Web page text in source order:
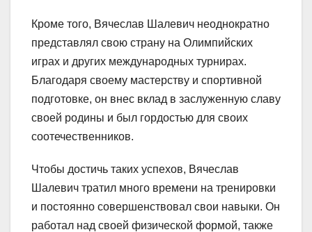
Кроме того, Вячеслав Шалевич неоднократно
представлял свою страну на Олимпийских
играх и других международных турнирах.
Благодаря своему мастерству и спортивной
подготовке, он внес вклад в заслуженную славу
своей родины и был гордостью для своих
соотечественников.
Чтобы достичь таких успехов, Вячеслав
Шалевич тратил много времени на тренировки
и постоянно совершенствовал свои навыки. Он
работал над своей физической формой, также